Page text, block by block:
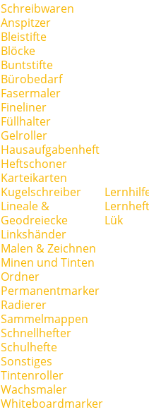
Schreibwaren
Anspitzer
Bleistifte
Blöcke
Buntstifte
Bürobedarf
Fasermaler
Fineliner
Füllhalter
Gelroller
Hausaufgabenheft
Heftschoner
Karteikarten
Kugelschreiber
Lineale &
Geodreiecke
Linkshänder
Malen & Zeichnen
Minen und Tinten
Ordner
Permanentmarker
Radierer
Sammelmappen
Schnellhefter
Schulhefte
Sonstiges
Tintenroller
Wachsmaler
Whiteboardmarker
Lük